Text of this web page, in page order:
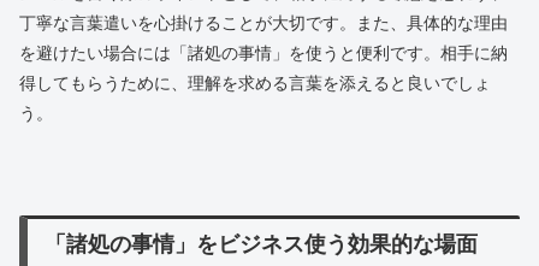
丁寧な言葉遣いを心掛けることが大切です。また、具体的な理由
を避けたい場合には「諸処の事情」を使うと便利です。相手に納
得してもらうために、理解を求める言葉を添えると良いでしょ
う。
「諸処の事情」をビジネス使う効果的な場面